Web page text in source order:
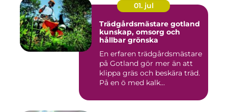
01. jul
Trädgårdsmästare gotland
kunskap, omsorg och
hållbar grönska
En erfaren trädgårdsmästare
på Gotland gör mer än att
klippa gräs och beskära träd.
På en ö med kalk...